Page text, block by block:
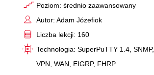
Poziom: średnio zaawansowany
Autor: Adam Józefiok
Liczba lekcji: 160
Technologia: SuperPuTTY 1.4, SNMP,
VPN, WAN, EIGRP, FHRP